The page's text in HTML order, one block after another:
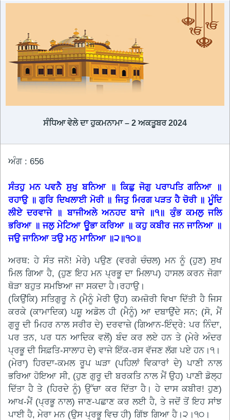
ਸੰਧਿਆ ਵੇਲੇ ਦਾ ਹੁਕਮਨਾਮਾ – 2 ਅਕਤੂਬਰ 2024
ਅੰਗ : 656
ਸੰਤਹੁ ਮਨ ਪਵਨੈ ਸੁਖੁ ਬਨਿਆ ॥ ਕਿਛੁ ਜੋਗੁ ਪਰਾਪਤਿ ਗਨਿਆ ॥
ਰਹਾਉ ॥ ਗੁਰਿ ਦਿਖਲਾਈ ਮੋਰੀ ॥ ਜਿਤੁ ਮਿਰਗ ਪੜਤ ਹੈ ਚੋਰੀ ॥ ਮੂੰਦਿ
ਲੀਏ ਦਰਵਾਜੇ ॥ ਬਾਜੀਅਲੇ ਅਨਹਦ ਬਾਜੇ ॥੧॥ ਕੁੰਭ ਕਮਲੁ ਜਲਿ
ਭਰਿਆ ॥ ਜਲੁ ਮੇਟਿਆ ਊਭਾ ਕਰਿਆ ॥ ਕਹੁ ਕਬੀਰ ਜਨ ਜਾਨਿਆ ॥
ਜਉ ਜਾਨਿਆ ਤਉ ਮਨੁ ਮਾਨਿਆ ॥੨॥੧੦॥
ਅਰਥ: ਹੇ ਸੰਤ ਜਨੋ! ਮੇਰੇ) ਪਉਣ (ਵਰਗੇ ਚੰਚਲ) ਮਨ ਨੂੰ (ਹੁਣ) ਸੁਖ
ਮਿਲ ਗਿਆ ਹੈ, (ਹੁਣ ਇਹ ਮਨ ਪ੍ਰਭੂ ਦਾ ਮਿਲਾਪ) ਹਾਸਲ ਕਰਨ ਜੋਗਾ
ਥੋੜਾ ਬਹੁਤ ਸਮਝਿਆ ਜਾ ਸਕਦਾ ਹੈ।ਰਹਾਉ।
(ਕਿਉਂਕਿ) ਸਤਿਗੁਰੂ ਨੇ (ਮੈਨੂੰ ਮੇਰੀ ਉਹ) ਕਮਜ਼ੋਰੀ ਵਿਖਾ ਦਿੱਤੀ ਹੈ ਜਿਸ
ਕਰਕੇ (ਕਾਮਾਦਿਕ) ਪਸ਼ੂ ਅਡੋਲ ਹੀ (ਮੈਨੂੰ) ਆ ਦਬਾਉਂਦੇ ਸਨ; (ਸੋ, ਮੈਂ
ਗੁਰੂ ਦੀ ਮਿਹਰ ਨਾਲ ਸਰੀਰ ਦੇ) ਦਰਵਾਜ਼ੇ (ਗਿਆਨ-ਇੰਦ੍ਰੇ: ਪਰ ਨਿੰਦਾ,
ਪਰ ਤਨ, ਪਰ ਧਨ ਆਦਿਕ ਵਲੋਂ) ਬੰਦ ਕਰ ਲਏ ਹਨ ਤੇ (ਮੇਰੇ ਅੰਦਰ
ਪ੍ਰਭੂ ਦੀ ਸਿਫ਼ਤਿ-ਸਾਲਾਹ ਦੇ) ਵਾਜੇ ਇੱਕ-ਰਸ ਵੱਜਣ ਲੱਗ ਪਏ ਹਨ।੧।
(ਮੇਰਾ) ਹਿਰਦਾ-ਕਮਲ ਰੂਪ ਘੜਾ (ਪਹਿਲਾਂ ਵਿਕਾਰਾਂ ਦੇ) ਪਾਣੀ ਨਾਲ
ਭਰਿਆ ਹੋਇਆ ਸੀ, (ਹੁਣ ਗੁਰੂ ਦੀ ਬਰਕਤਿ ਨਾਲ ਮੈਂ ਉਹ) ਪਾਣੀ ਡੋਲ੍ਹ
ਦਿੱਤਾ ਹੈ ਤੇ (ਹਿਰਦੇ ਨੂੰ) ਉੱਚਾ ਕਰ ਦਿੱਤਾ ਹੈ। ਹੇ ਦਾਸ ਕਬੀਰ! ਹੁਣ)
ਆਖ-ਮੈਂ (ਪ੍ਰਭੂ ਨਾਲ) ਜਾਣ-ਪਛਾਣ ਕਰ ਲਈ ਹੈ, ਤੇ ਜਦੋਂ ਤੋਂ ਇਹ ਸਾਂਝ
ਪਾਈ ਹੈ, ਮੇਰਾ ਮਨ (ਉਸ ਪ੍ਰਭੂ ਵਿਚ ਹੀ) ਗਿੱਝ ਗਿਆ ਹੈ।੨।੧੦।